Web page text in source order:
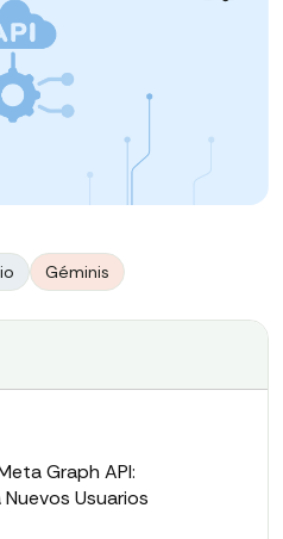
Géminis
Graph API:
Usuarios